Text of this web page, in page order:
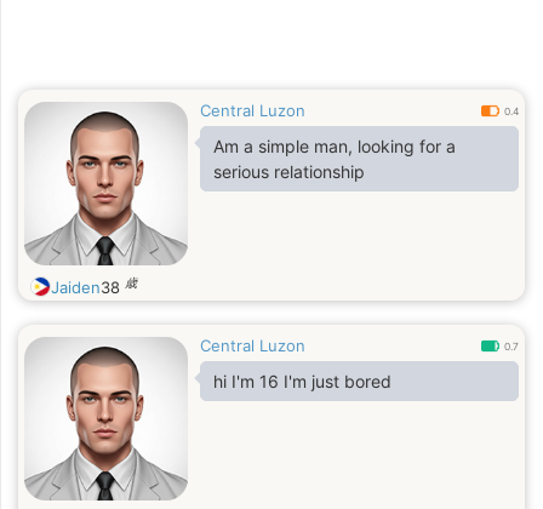
Central Luzon 0.4
Am a simple man, looking for a
serious relationship
Jaiden38 歳
Central Luzon 0.7
hi I'm 16 I'm just bored